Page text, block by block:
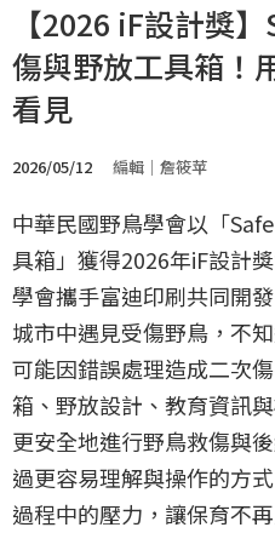
【2026 iF設計獎
傷與野放工具箱！
看見
2026/05/12 編輯｜詹筱苹
中華民國野鳥學會以「
具箱」獲得2026年iF設計
學會攜手富迪印刷共同開
城市中遇見受傷野鳥，不
可能因錯誤處理造成二次
箱、野放設計、教育資訊
更安全地進行野鳥救傷與
過更容易理解與操作的方
過程中的壓力，讓保育不